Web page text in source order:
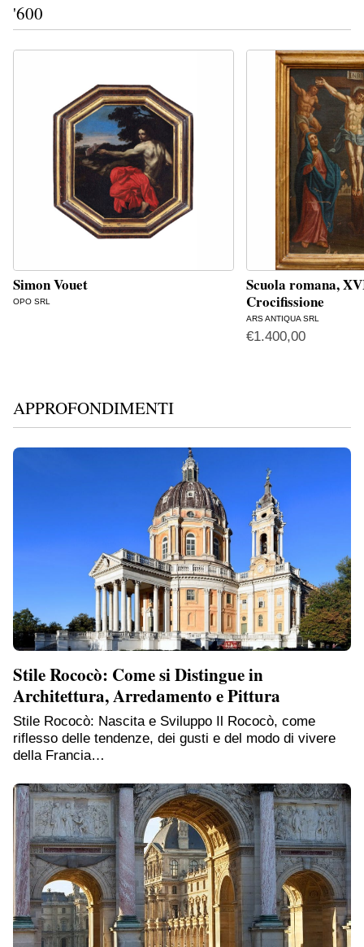
'600
Simon Vouet
OPO SRL
Scuola romana,
Crocifissione
ARS ANTIQUA SRL
€1.400,00
APPROFONDIMENTI
Stile Rococò: Come si Distingue in
Architettura, Arredamento e Pittura
Stile Rococò: Nascita e Sviluppo Il Rococò, come
riflesso delle tendenze, dei gusti e del modo di vivere
della Francia…